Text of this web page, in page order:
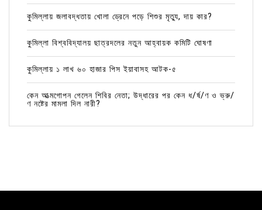
কুমিল্লায় জলাবদ্ধতায় খোলা ড্রেনে পড়ে শিশুর মৃত্যু, দায় কার?
কুমিল্লা বিশ্ববিদ্যালয় ছাত্রদলের নতুন আহ্বায়ক কমিটি ঘোষণা
কুমিল্লায় ১ লাখ ৬০ হাজার পিস ইয়াবাসহ আটক-৫
কেন আত্মগোপন গেলেন শিবির নেতা; উদ্ধারের পর কেন ধ/র্ষ/ণ ও ভ্রু/
ণ নষ্টের মামলা দিল নারী?